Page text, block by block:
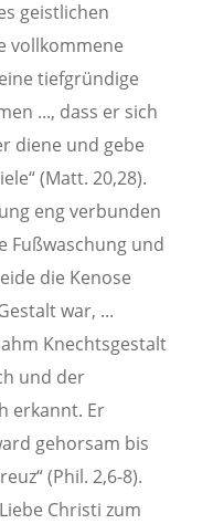
geistlichen
vollkommene
tiefgründige
..., dass er sich
diene und gebe
(Matt. 20,28).
eng verbunden
Fußwaschung und
die Kenose
war, ...
Knechtsgestalt
und der
erkannt. Er
gehorsam bis
(Phil. 2,6-8).
Christi zum